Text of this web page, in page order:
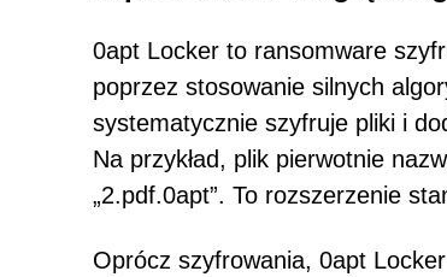
0apt Locker to ransomware
poprzez stosowanie silnych
systematycznie szyfruje pliki i
Na przykład, plik pierwotnie
„2.pdf.0apt”. To rozszerzenie
Oprócz szyfrowania, 0apt